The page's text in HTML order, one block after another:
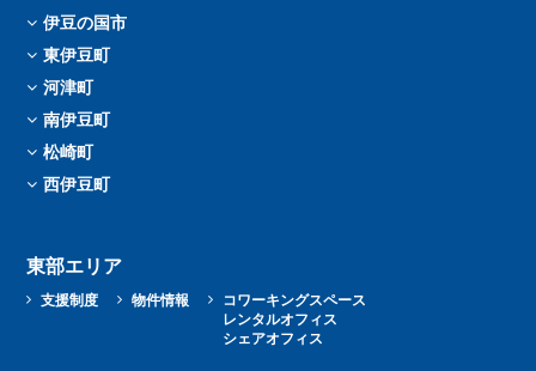
伊豆の国市
東伊豆町
河津町
南伊豆町
松崎町
西伊豆町
東部エリア
支援制度 物件情報
コワーキングスペース
レンタルオフィス
シェアオフィス